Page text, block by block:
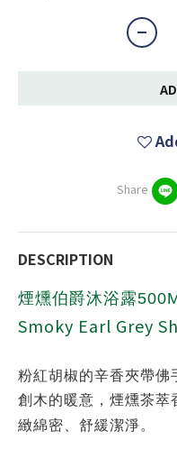
Share
DESCRIPTION
煙燻伯爵沐浴露
Smoky Earl Grey
粉紅胡椒的辛香夾帶佛
創木的暖意，煙燻茶萃
緻綿密、舒緩潔淨。